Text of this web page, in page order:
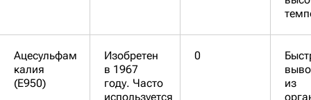
Ацесульфам
калия
(Е950)
Изобретен
в 1967
году. Часто
используется
0
из